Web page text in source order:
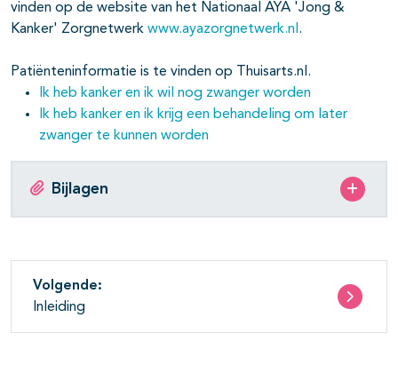
vinden op de website van het Nationaal AYA 'Jong &
Kanker' Zorgnetwerk www.ayazorgnetwerk.nl .
Patiënteninformatie is te vinden op Thuisarts.nl.
Ik heb kanker en ik wil nog zwanger worden
Ik heb kanker en ik krijg een behandeling om later
zwanger te kunnen worden
Bijlagen
Volgende:
Inleiding